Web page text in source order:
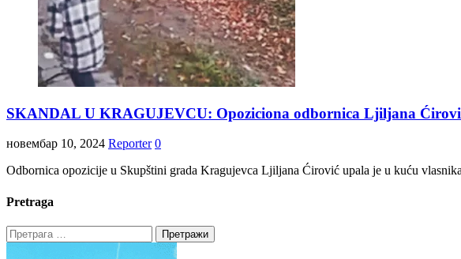
SKANDAL U KRAGUJEVCU: Opoziciona odbornica Ljiljana
новембар 10, 2024 Reporter 0
Odbornica opozicije u Skupštini grada Kragujevca Ljiljana Ćirović upala je u kuću
Pretraga
Претрага
за: